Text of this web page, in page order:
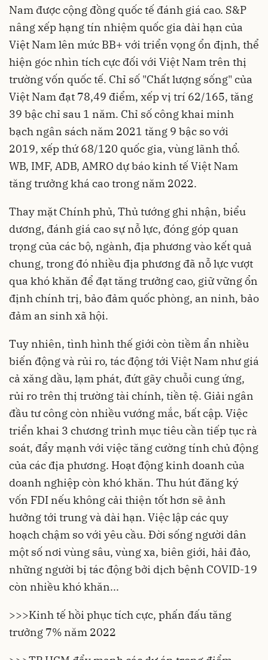
Nam được cộng đồng quốc tế đánh giá cao. S&P
nâng xếp hạng tín nhiệm quốc gia dài hạn của
Việt Nam lên mức BB+ với triển vọng ổn định, thể
hiện góc nhìn tích cực đối với Việt Nam trên thị
trường vốn quốc tế. Chỉ số "Chất lượng sống" của
Việt Nam đạt 78,49 điểm, xếp vị trí 62/165, tăng
39 bậc chỉ sau 1 năm. Chỉ số công khai minh
bạch ngân sách năm 2021 tăng 9 bậc so với
2019, xếp thứ 68/120 quốc gia, vùng lãnh thổ.
WB, IMF, ADB, AMRO dự báo kinh tế Việt Nam
tăng trưởng khá cao trong năm 2022.
Thay mặt Chính phủ, Thủ tướng ghi nhận, biểu
dương, đánh giá cao sự nỗ lực, đóng góp quan
trọng của các bộ, ngành, địa phương vào kết quả
chung, trong đó nhiều địa phương đã nỗ lực vượt
qua khó khăn để đạt tăng trưởng cao, giữ vững ổn
định chính trị, bảo đảm quốc phòng, an ninh, bảo
đảm an sinh xã hội.
Tuy nhiên, tình hình thế giới còn tiềm ẩn nhiều
biến động và rủi ro, tác động tới Việt Nam như giá
cả xăng dầu, lạm phát, đứt gãy chuỗi cung ứng,
rủi ro trên thị trường tài chính, tiền tệ. Giải ngân
đầu tư công còn nhiều vướng mắc, bất cập. Việc
triển khai 3 chương trình mục tiêu cần tiếp tục rà
soát, đẩy mạnh với việc tăng cường tính chủ động
của các địa phương. Hoạt động kinh doanh của
doanh nghiệp còn khó khăn. Thu hút đăng ký
vốn FDI nếu không cải thiện tốt hơn sẽ ảnh
hưởng tới trung và dài hạn. Việc lập các quy
hoạch chậm so với yêu cầu. Đời sống người dân
một số nơi vùng sâu, vùng xa, biên giới, hải đảo,
những người bị tác động bởi dịch bệnh COVID-19
còn nhiều khó khăn...
>>>Kinh tế hồi phục tích cực, phấn đấu tăng
trưởng 7% năm 2022